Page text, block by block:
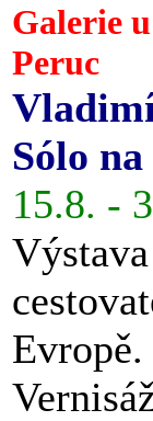
Galerie
Peruc
Sólo
15.8. -
Evropě.